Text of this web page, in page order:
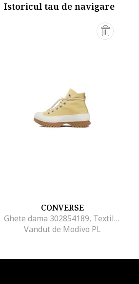
Istoricul tau de navigare
CONVERSE
Ghete dama 302854189, Textil, 41.5 EU, Galben
Vandut de Modivo PL